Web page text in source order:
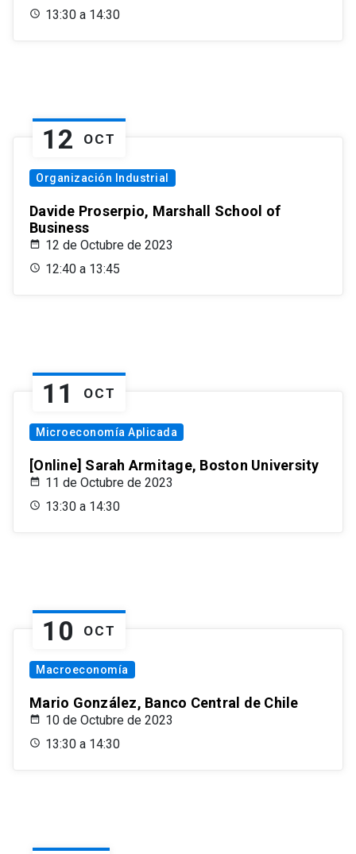
13:30 a 14:30
12 OCT
Organización Industrial
Davide Proserpio, Marshall School of
Business
12 de Octubre de 2023
12:40 a 13:45
11 OCT
Microeconomía Aplicada
[Online] Sarah Armitage, Boston University
11 de Octubre de 2023
13:30 a 14:30
10 OCT
Macroeconomía
Mario González, Banco Central de Chile
10 de Octubre de 2023
13:30 a 14:30